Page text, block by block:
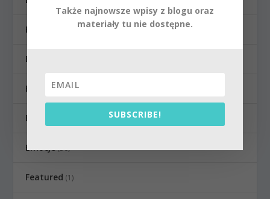
Bhagawadgita(4)
Bhakti joga
Bhakti Kwadrans
Bhakticast
Emocje (30)
Featured (1)
Także najnowsze wpisy z blogu oraz
materiały tu nie dostępne.
SUBSCRIBE!